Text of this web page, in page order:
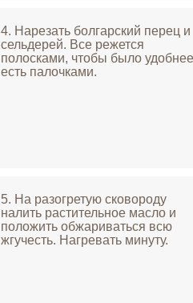
4. Нарезать болгарский перец и
сельдерей. Все режется
полосками, чтобы было удобнее
есть палочками.
5. На разогретую сковороду
налить растительное масло и
положить обжариваться всю
жгучесть. Нагревать минуту.